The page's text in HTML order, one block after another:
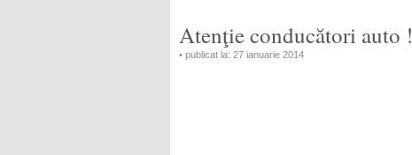
Atenţie conducători auto !
• publicat la: 27 ianuarie 2014